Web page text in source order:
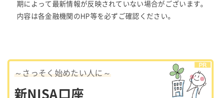
期によって最新情報が反映されていない場合がございます。
内容は各金融機関のHP等を必ずご確認ください。
～さっそく始めたい人に～
新NISA口座